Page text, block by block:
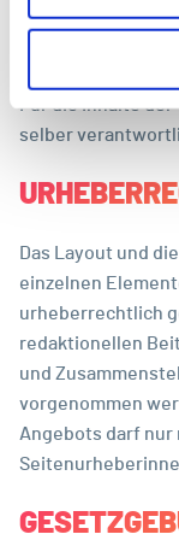
Für die Inhalte
selber
Das Layout und
einzelnen
urheberrechtlich
redaktionellen
und
vorgenommen
Angebots darf